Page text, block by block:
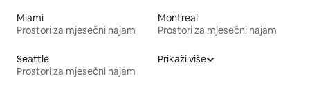
Miami
Prostori za mjesečni najam
Montreal
Prostori za mjesečni najam
Seattle
Prostori za mjesečni najam
Prikaži više